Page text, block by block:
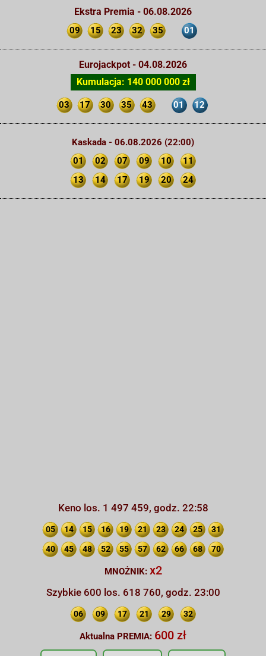
Ekstra Premia - 06.08.2026
09 15 23 32 35 01
Eurojackpot - 04.08.2026
Kumulacja: 140 000 000 zł
03 17 30 35 43 01 12
Kaskada - 06.08.2026 (22:00)
01
02 07 09 10
11
13
14 17 19 20 24
Keno los. 1 497 459, godz. 22:58
05 14 15 16 19 21 23 24 25 31
40 45 48 52 55 57 62 66 68 70
MNOŻNIK: x2
Szybkie 600 los. 618 760, godz. 23:00
06 09 17 21 29 32
Aktualna PREMIA: 600 zł